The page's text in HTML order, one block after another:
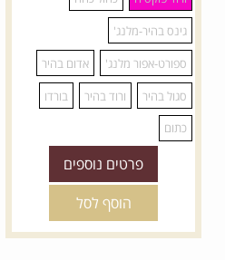
6
8
10
14
16
18
*צבע:
שחור
אפור בהיר
אפור כהה
טורקיז
ספורט-כחול מלנג'
סגול כהה
פרטים נוספים
הוסף לסל